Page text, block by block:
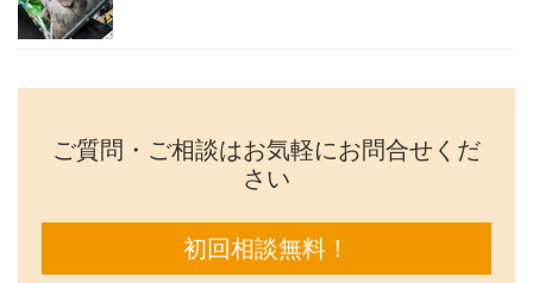
ご質問・ご相談はお気軽にお問合せくだ
さい
初回相談無料！